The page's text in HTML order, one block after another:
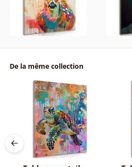
De la même collection